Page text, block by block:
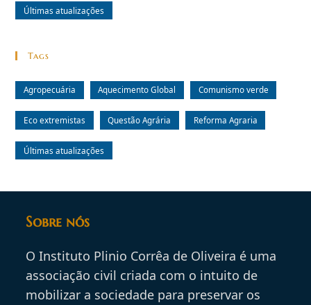
Últimas atualizações
Tags
Agropecuária Aquecimento Global Comunismo verde
Eco extremistas Questão Agrária Reforma Agraria
Últimas atualizações
Sobre nós
O Instituto Plinio Corrêa de Oliveira é uma
associação civil criada com o intuito de
mobilizar a sociedade para preservar os